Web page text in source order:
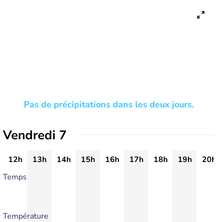
Pas de précipitations dans les deux jours.
Vendredi 7
12h 13h 14h 15h 16h 17h 18h 19h
20h
Temps
Température